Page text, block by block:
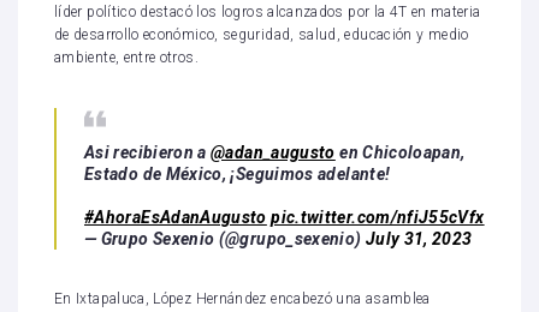
líder político destacó los logros alcanzados por la 4T en materia
de desarrollo económico, seguridad, salud, educación y medio
ambiente, entre otros.
Asi recibieron a@adan_augusto en Chicoloapan,
Estado de México, ¡Seguimos adelante!
#AhoraEsAdanAugusto pic.twitter.com/nfiJ55cVfx
— Grupo Sexenio (@grupo_sexenio) July 31, 2023
En Ixtapaluca, López Hernández encabezó una asamblea